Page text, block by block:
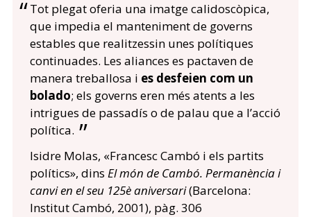
Tot plegat oferia una imatge calidoscòpica,
que impedia el manteniment de governs
estables que realitzessin unes polítiques
continuades. Les aliances es pactaven de
manera treballosa i es desfeien com un
bolado; els governs eren més atents a les
intrigues de passadís o de palau que a l’acció
política.
Isidre Molas, «Francesc Cambó i els partits
polítics», dins El món de Cambó. Permanència i
canvi en el seu 125è aniversari(Barcelona:
Institut Cambó, 2001), pàg. 306